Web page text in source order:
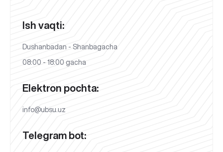
Ish vaqti:
Dushanbadan - Shanbagacha
08:00 - 18:00 gacha
Elektron pochta:
info@ubsu.uz
Telegram bot: